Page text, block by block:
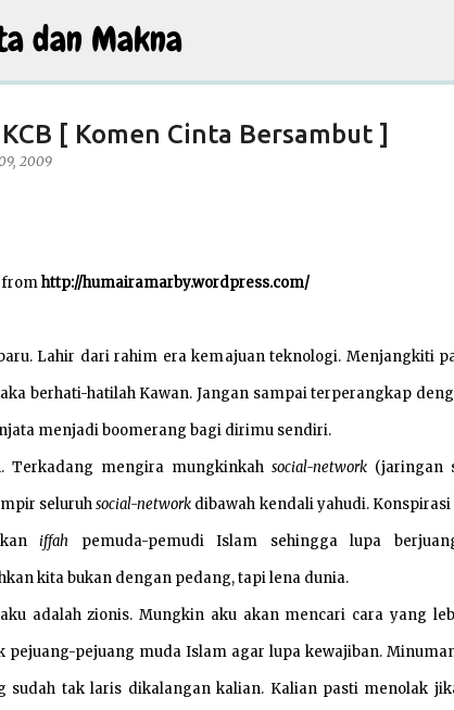
dan Makna
[ Komen Cinta Bersambut ]
2009
fromhttp://humairamarby.wordpress.com/
Lahir dari rahim era kemajuan teknologi. Menjangkiti
berhati-hatilah Kawan. Jangan sampai terperangkap
menjadi boomerang bagi dirimu sendiri.
Terkadang mengira mungkinkah social-network(jaringan
seluruhsocial-network dibawah kendali yahudi.
iffah pemuda-pemudi Islam sehingga lupa
kita bukan dengan pedang, tapi lena dunia.
adalah zionis. Mungkin aku akan mencari cara yang
pejuang-pejuang muda Islam agar lupa kewajiban.
sudah tak laris dikalangan kalian. Kalian pasti menolak